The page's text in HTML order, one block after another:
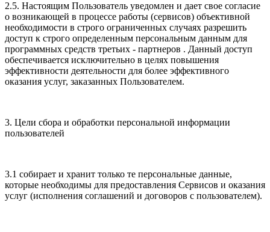
2.5. Настоящим Пользователь уведомлен и дает свое согласие
о возникающей в процессе работы (сервисов) объективной
необходимости в строго ограниченных случаях разрешить
доступ к строго определенным персональным данным для
программных средств третьих - партнеров . Данный доступ
обеспечивается исключительно в целях повышения
эффективности деятельности для более эффективного
оказания услуг, заказанных Пользователем.
3. Цели сбора и обработки персональной информации
пользователей
3.1 собирает и хранит только те персональные данные,
которые необходимы для предоставления Сервисов и оказания
услуг (исполнения соглашений и договоров с пользователем).